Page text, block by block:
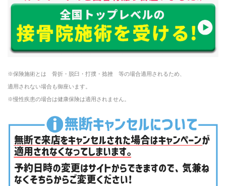
※保険施術とは 骨折・脱臼・打撲・捻挫 等の場合適用されるため、
適用されない場合も御座います。
※慢性疾患の場合は健康保険は適用されません。